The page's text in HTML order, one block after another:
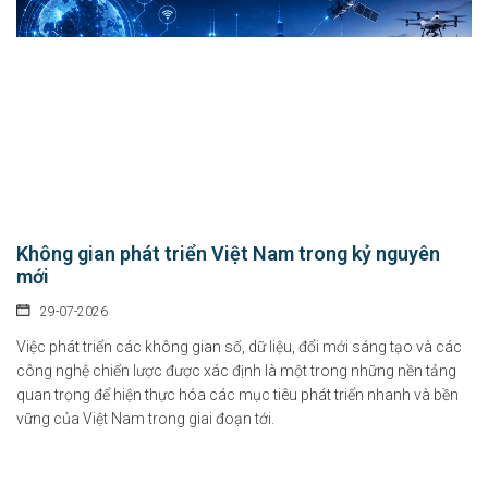
Không gian phát triển Việt Nam trong kỷ nguyên
mới
29-07-2026
Việc phát triển các không gian số, dữ liệu, đổi mới sáng tạo và các
công nghệ chiến lược được xác định là một trong những nền tảng
quan trọng để hiện thực hóa các mục tiêu phát triển nhanh và bền
vững của Việt Nam trong giai đoạn tới.